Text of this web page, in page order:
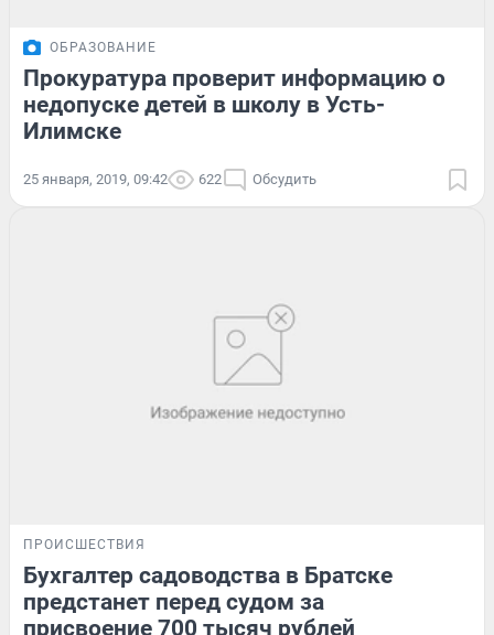
ОБРАЗОВАНИЕ
Прокуратура проверит информацию о
недопуске детей в школу в Усть-
Илимске
25 января, 2019, 09:42 622 Обсудить
ПРОИСШЕСТВИЯ
Бухгалтер садоводства в Братске
предстанет перед судом за
присвоение 700 тысяч рублей